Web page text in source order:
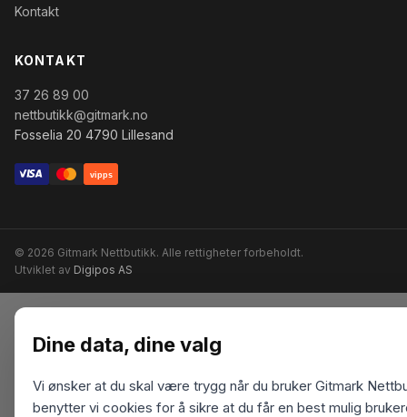
Kontakt
KONTAKT
37 26 89 00
nettbutikk@gitmark.no
Fosselia 20 4790 Lillesand
vipps
© 2026 Gitmark Nettbutikk. Alle rettigheter forbeholdt.
Utviklet av Digipos AS
Dine data, dine valg
Vi ønsker at du skal være trygg når du bruker Gitmark
benytter vi cookies for å sikre at du får en best mulig